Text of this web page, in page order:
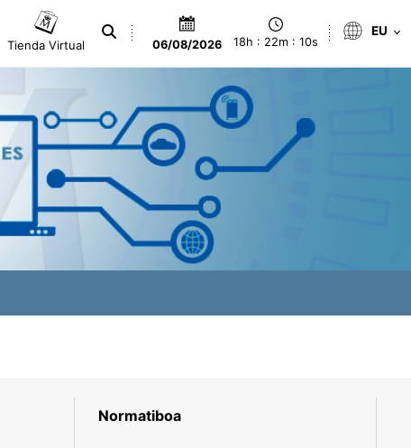
Tienda Virtual 06/08/2026 18h : 22m : 11s
EU
Normatiboa